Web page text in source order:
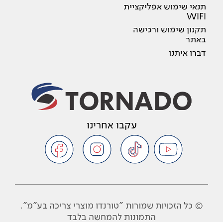
תנאי שימוש אפליקציית
WIFI
תקנון שימוש ורכישה
באתר
דברו איתנו
עקבו אחרינו
© כל הזכויות שמורות "טורנדו מוצרי צריכה בע"מ".
התמונות להמחשה בלבד